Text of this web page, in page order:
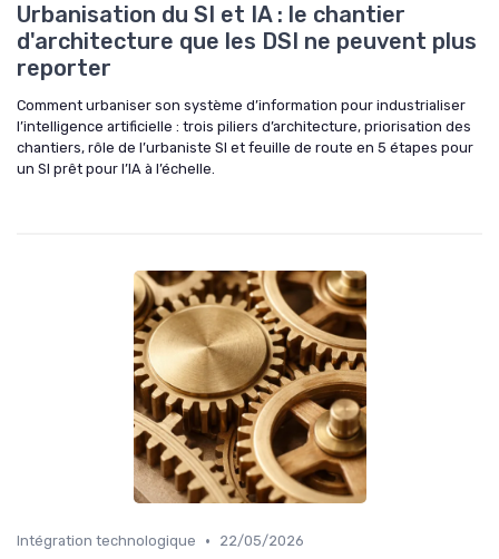
Urbanisation du SI et IA : le chantier
d'architecture que les DSI ne peuvent plus
reporter
Comment urbaniser son système d’information pour industrialiser
l’intelligence artificielle : trois piliers d’architecture, priorisation des
chantiers, rôle de l’urbaniste SI et feuille de route en 5 étapes pour
un SI prêt pour l’IA à l’échelle.
Intégration technologique • 22/05/2026